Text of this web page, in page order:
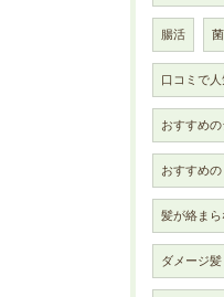
腸活
口コミで
おすすめ
おすすめ
髪が絡ま
ダメージ髪